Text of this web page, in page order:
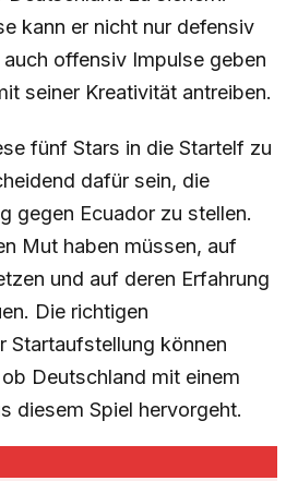
kann er nicht nur defensiv
offensiv Impulse geben
seiner Kreativität antreiben.
fünf Stars in die Startelf zu
dafür sein, die
gegen Ecuador zu stellen.
Mut haben müssen, auf
und auf deren Erfahrung
Die richtigen
Startaufstellung können
Deutschland mit einem
diesem Spiel hervorgeht.